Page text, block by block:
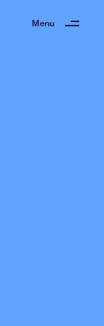
Menu